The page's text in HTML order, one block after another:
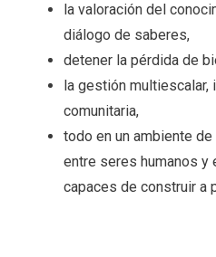
la valoración del
diálogo de saberes,
detener la pérdida de
la gestión multiescalar,
comunitaria,
todo en un ambiente
entre seres humanos y
capaces de construir a